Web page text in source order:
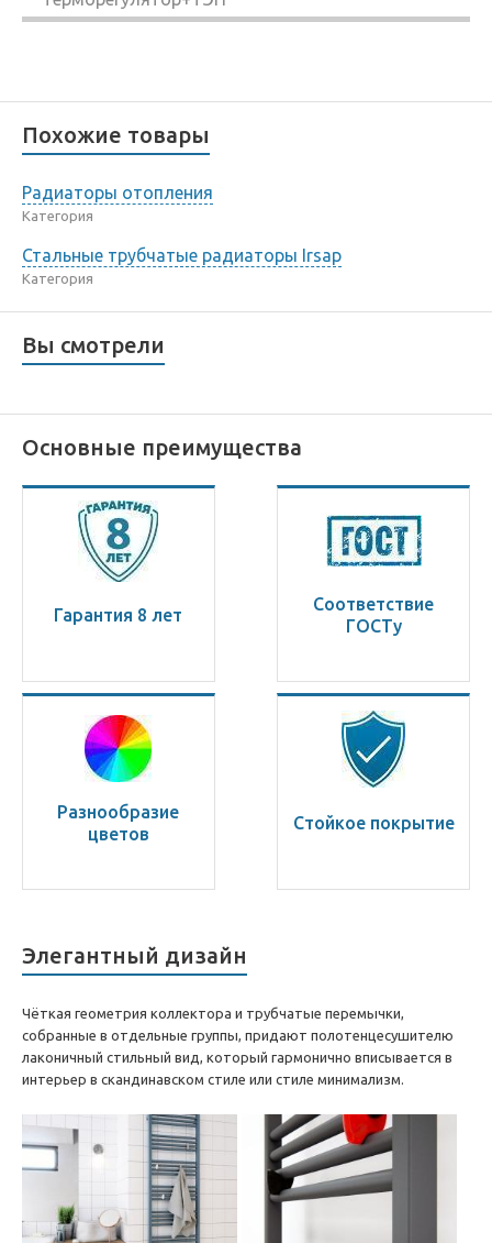
Похожие товары
Радиаторы отопления
Категория
Стальные трубчатые радиаторы Irsap
Категория
Вы смотрели
Основные преимущества
Гарантия 8 лет
Соответствие
ГОСТу
Разнообразие
цветов
Стойкое покрытие
Элегантный дизайн
Чёткая геометрия коллектора и трубчатые перемычки,
собранные в отдельные группы, придают полотенцесушителю
лаконичный стильный вид, который гармонично вписывается в
интерьер в скандинавском стиле или стиле минимализм.